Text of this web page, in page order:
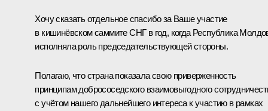
Хочу сказать отдельное спасибо за Ваше участие
в кишинёвском саммите СНГ в год, когда Республика
исполняла роль председательствующей стороны.
Полагаю, что страна показала свою приверженность
принципам добрососедского взаимовыгодного
с учётом нашего дальнейшего интереса к участию в рамках